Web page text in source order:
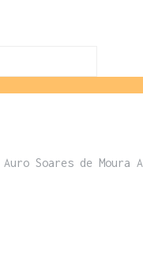
Soares de Moura